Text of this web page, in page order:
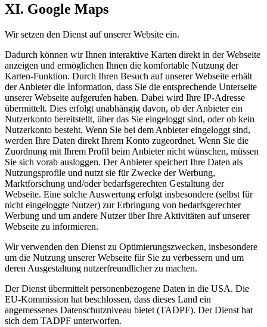
XI. Google Maps
Wir setzen den Dienst auf unserer Website ein.
Dadurch können wir Ihnen interaktive Karten direkt in der Webseite
anzeigen und ermöglichen Ihnen die komfortable Nutzung der
Karten-Funktion. Durch Ihren Besuch auf unserer Webseite erhält
der Anbieter die Information, dass Sie die entsprechende Unterseite
unserer Webseite aufgerufen haben. Dabei wird Ihre IP-Adresse
übermittelt. Dies erfolgt unabhängig davon, ob der Anbieter ein
Nutzerkonto bereitstellt, über das Sie eingeloggt sind, oder ob kein
Nutzerkonto besteht. Wenn Sie bei dem Anbieter eingeloggt sind,
werden Ihre Daten direkt Ihrem Konto zugeordnet. Wenn Sie die
Zuordnung mit Ihrem Profil beim Anbieter nicht wünschen, müssen
Sie sich vorab ausloggen. Der Anbieter speichert Ihre Daten als
Nutzungsprofile und nutzt sie für Zwecke der Werbung,
Marktforschung und/oder bedarfsgerechten Gestaltung der
Webseite. Eine solche Auswertung erfolgt insbesondere (selbst für
nicht eingeloggte Nutzer) zur Erbringung von bedarfsgerechter
Werbung und um andere Nutzer über Ihre Aktivitäten auf unserer
Webseite zu informieren.
Wir verwenden den Dienst zu Optimierungszwecken, insbesondere
um die Nutzung unserer Webseite für Sie zu verbessern und um
deren Ausgestaltung nutzerfreundlicher zu machen.
Der Dienst übermittelt personenbezogene Daten in die USA. Die
EU-Kommission hat beschlossen, dass dieses Land ein
angemessenes Datenschutzniveau bietet (TADPF). Der Dienst hat
sich dem TADPF unterworfen.